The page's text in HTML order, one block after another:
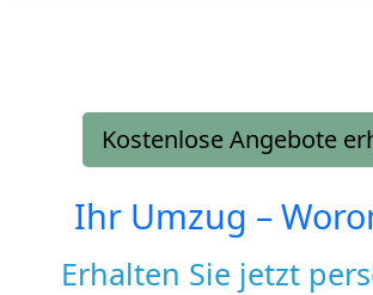
Kostenlose Angebote
Ihr Umzug –
Erhalten Sie jetzt